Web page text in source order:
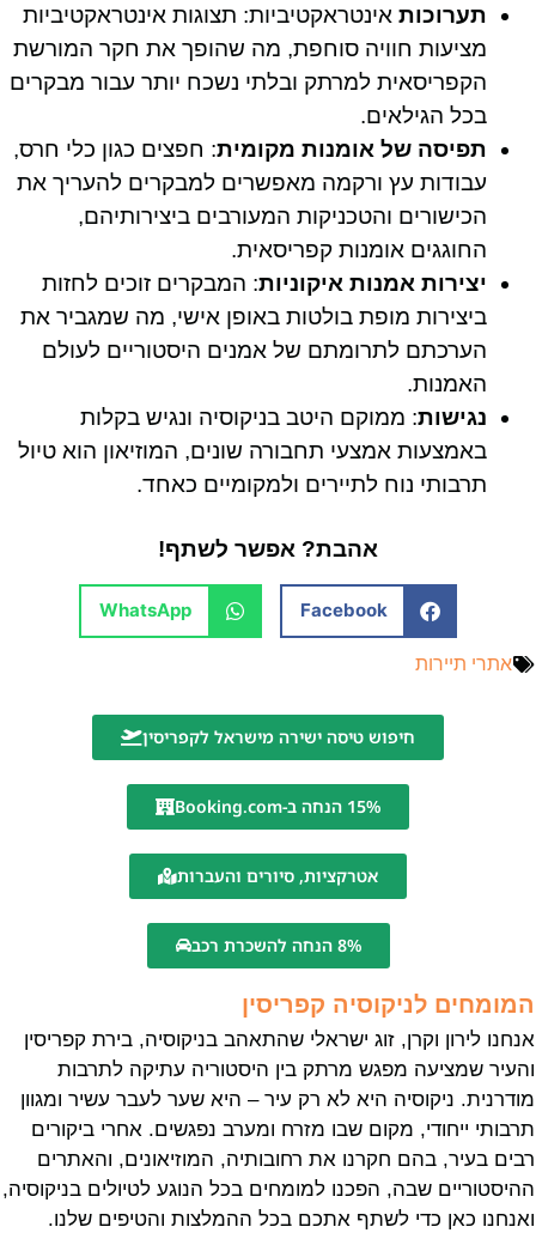
תערוכות אינטראקטיביות: תצוגות אינטראקטיביות
מציעות חוויה סוחפת, מה שהופך את חקר המורשת
הקפריסאית למרתק ובלתי נשכח יותר עבור מבקרים
בכל הגילאים.
תפיסה של אומנות מקומית: חפצים כגון כלי חרס,
עבודות עץ ורקמה מאפשרים למבקרים להעריך את
הכישורים והטכניקות המעורבים ביצירותיהם,
החוגגים אומנות קפריסאית.
יצירות אמנות איקוניות: המבקרים זוכים לחזות
ביצירות מופת בולטות באופן אישי, מה שמגביר את
הערכתם לתרומתם של אמנים היסטוריים לעולם
האמנות.
נגישות: ממוקם היטב בניקוסיה ונגיש בקלות
באמצעות אמצעי תחבורה שונים, המוזיאון הוא טיול
תרבותי נוח לתיירים ולמקומיים כאחד.
אהבת? אפשר לשתף!
Facebook
WhatsApp
אתרי תיירות
חיפוש טיסה ישירה מישראל לקפריסין
15% הנחה ב-Booking.com
אטרקציות, סיורים והעברות
8% הנחה להשכרת רכב
המומחים לניקוסיה קפריסין
אנחנו לירון וקרן, זוג ישראלי שהתאהב בניקוסיה, בירת קפריסין
והעיר שמציעה מפגש מרתק בין היסטוריה עתיקה לתרבות
מודרנית. ניקוסיה היא לא רק עיר – היא שער לעבר עשיר ומגוון
תרבותי ייחודי, מקום שבו מזרח ומערב נפגשים. אחרי ביקורים
רבים בעיר, בהם חקרנו את רחובותיה, המוזיאונים, והאתרים
ההיסטוריים שבה, הפכנו למומחים בכל הנוגע לטיולים בניקוסיה,
ואנחנו כאן כדי לשתף אתכם בכל ההמלצות והטיפים שלנו.